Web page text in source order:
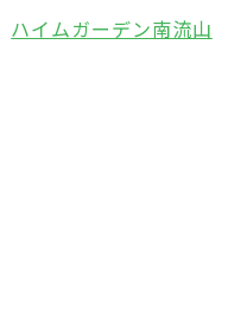
ハイムガーデン南流山